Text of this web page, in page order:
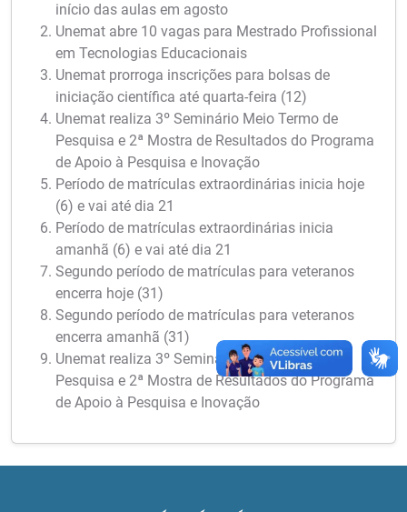
início das aulas em agosto
Unemat abre 10 vagas para Mestrado Profissional
em Tecnologias Educacionais
Unemat prorroga inscrições para bolsas de
iniciação científica até quarta-feira (12)
Unemat realiza 3º Seminário Meio Termo de
Pesquisa e 2ª Mostra de Resultados do Programa
de Apoio à Pesquisa e Inovação
Período de matrículas extraordinárias inicia hoje
(6) e vai até dia 21
Período de matrículas extraordinárias inicia
amanhã (6) e vai até dia 21
Segundo período de matrículas para veteranos
encerra hoje (31)
Segundo período de matrículas para veteranos
encerra amanhã (31)
Unemat realiza 3º Seminário Meio Termo de
Pesquisa e 2ª Mostra de Resultados do Programa
de Apoio à Pesquisa e Inovação